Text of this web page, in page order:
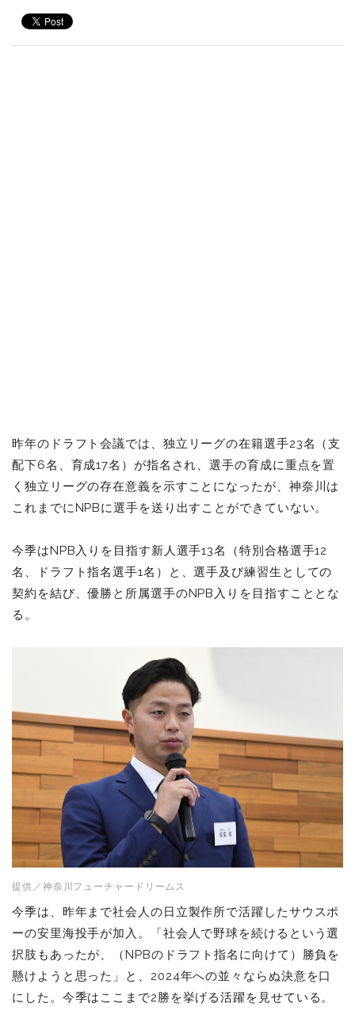
昨年のドラフト会議では、独立リーグの在籍選手23名（支
配下6名、育成17名）が指名され、選手の育成に重点を置
く独立リーグの存在意義を示すことになったが、神奈川は
これまでにNPBに選手を送り出すことができていない。
今季はNPB入りを目指す新人選手13名（特別合格選手12
名、ドラフト指名選手1名）と、選手及び練習生としての
契約を結び、優勝と所属選手のNPB入りを目指すこととな
る。
提供／神奈川フューチャードリームス
今季は、昨年まで社会人の日立製作所で活躍したサウスポ
ーの安里海投手が加入。「社会人で野球を続けるという選
択肢もあったが、（NPBのドラフト指名に向けて）勝負を
懸けようと思った」と、2024年への並々ならぬ決意を口
にした。今季はここまで2勝を挙げる活躍を見せている。